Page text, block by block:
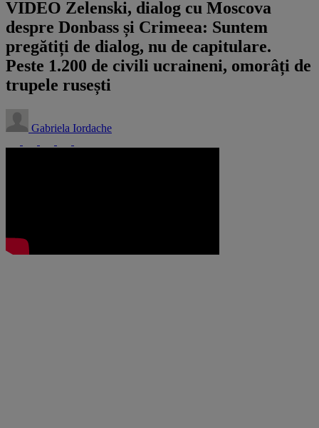
VIDEO Zelenski, dialog cu Moscova
despre Donbass și Crimeea: Suntem
pregătiți de dialog, nu de capitulare.
Peste 1.200 de civili ucraineni, omorâți de
trupele rusești
Gabriela Iordache